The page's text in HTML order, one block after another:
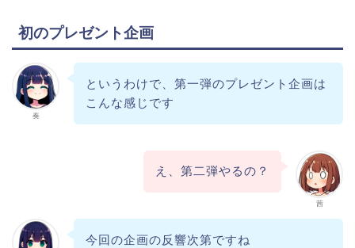
初のプレゼント企画
奏
というわけで、第一弾のプレゼント企画は
こんな感じです
茜
え、第二弾やるの？
今回の企画の反響次第ですね